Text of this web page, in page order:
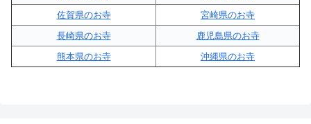
佐賀県のお寺
宮崎県のお寺
長崎県のお寺
鹿児島県のお寺
熊本県のお寺
沖縄県のお寺